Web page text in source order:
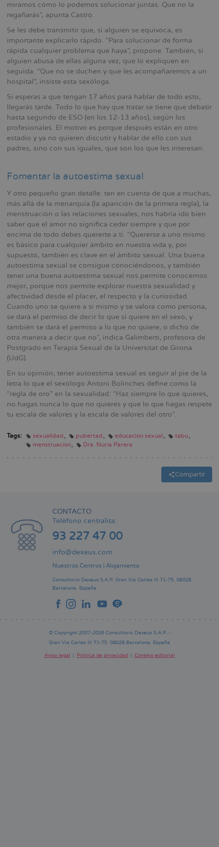
miramos cómo lo podemos solucionar juntas. Que no la
regañarás”, apunta Castro.
Se les debe transmitir que, si alguien se equivoca, es
importante explicarlo rápido. “Para solucionar de forma
rápida cualquier problema que haya”, propone. También, si
alguien abusa de ellas alguna vez, que lo expliquen en
seguida. “Que no se duchen y que les acompañaremos a un
hospital”, insiste esta sexóloga.
Si esperas a que tengan 17 años para hablar de todo esto,
llegarás tarde. Todo lo que hay que tratar se tiene que debatir
hasta segundo de ESO (en los 12-13 años), según los
profesionales. El motivo es porque después están en otro
estadio y ya no quieren discutir y hablar de ello con sus
padres, sino con sus iguales, que son los que les interesan.
Fomentar la autoestima sexual
Y otro pequeño gran detalle: ten en cuenta de que a muchas,
más allá de la menarquía (la aparición de la primera regla), la
menstruación o las relaciones sexuales, nos habría ido bien
saber que el amor no significa ceder siempre y que por
encima de todo debes quererte a ti. “Quererse a uno mismo
es básico para cualquier ámbito en nuestra vida y, por
supuesto, también es clave en el ámbito sexual. Una buena
autoestima sexual se consigue conociéndonos, y también
tener una buena autoestima sexual nos permite conocernos
mejor, porque nos permite explorar nuestra sexualidad y
afectividad desde el placer, el respecto y la curiosidad.
Cuando uno se quiere a si mismo y se valora como persona,
se dará el permiso de decir lo que sí quiere en el sexo, y
también se dará el permiso a lo que no quiere, o dicho de
otra manera a decir que no”, indica Galimberti, profesora de
Postgrado en Terapia Sexual de la Universitat de Girona
(UdG).
En su opinión, tener autoestima sexual es seguir al pie de la
letra lo que el sexólogo Antoni Bolinches define como la
“regla de oro” en la sexualidad: “Haz siempre lo que quieres,
no hagas nunca lo que no quieres y que lo que hagas respete
tu escala de valores y la escala de valores del otro”.
Tags: sexualidad pubertad educación sexual
tabú
menstruación
Dra. Núria Parera
Compartir
CONTACTO
Teléfono centralita:
93 227 47 00
info@dexeus.com
Nuestros Centros Alojamiento
Consultorio Dexeus S.A.P. Gran Via Carles III 71-75. 08028
Barcelona. España
© Copyright 2007-2026 Consultorio Dexeus S.A.P. -
Gran Via Carles III 71-75. 08028 Barcelona. España
Aviso legal Política de privacidad Consejo editorial